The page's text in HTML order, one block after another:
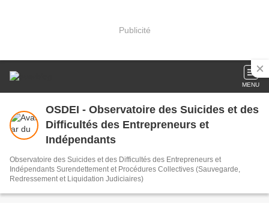
Publicité
MENU
OSDEI - Observatoire des Suicides et des
Difficultés des Entrepreneurs et
Indépendants
Observatoire des Suicides et des Difficultés des Entrepreneurs et
Indépendants Surendettement et Procédures Collectives (Sauvegarde,
Redressement et Liquidation Judiciaires)